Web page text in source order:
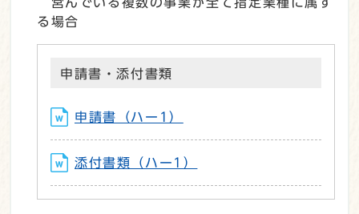
る場合
申請書・添付書類
申請書（ハー1）
添付書類（ハー1）